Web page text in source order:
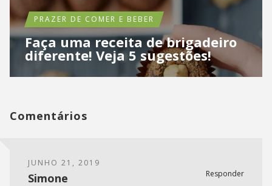
PRAZER DE COMER E BEBER
Faça uma receita de brigadeiro
diferente! Veja 5 sugestões!
Comentários
JUNHO 21, 2019
Responder
Simone